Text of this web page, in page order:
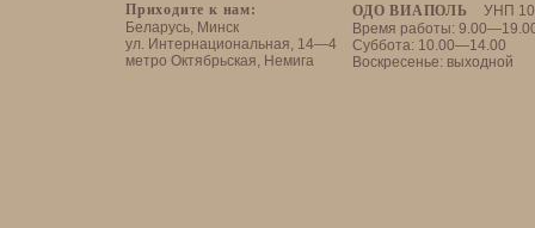
ОДО ВИАПОЛЬ
УНП
Время работы:
Суббота: 10.00—14.00
Воскресенье: выходной
Приходите к нам:
Беларусь, Минск
ул. Интернациональная, 14—4
метро Октябрьская, Немига